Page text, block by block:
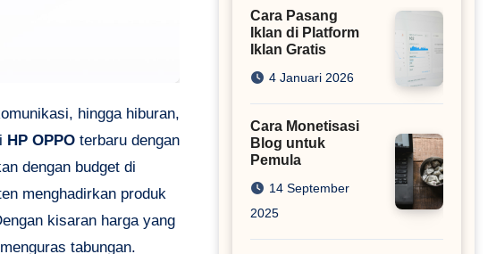
HP OPPO terbaru dengan
dengan budget di
menghadirkan produk
kisaran harga yang
tabungan.
Cara Pasang
Iklan di Platform
Iklan Gratis
4 Januari 2026
Cara Monetisasi
Blog untuk
Pemula
14 September
2025